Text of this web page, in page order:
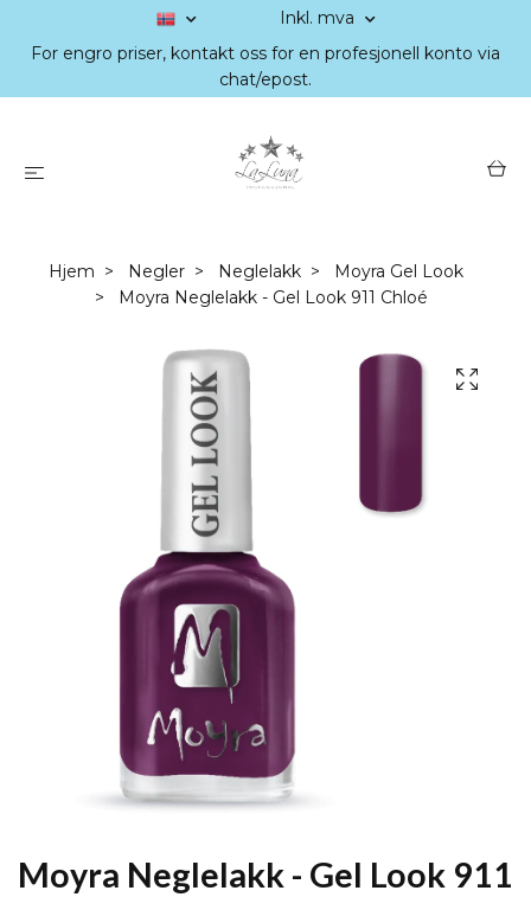
Inkl. mva
For engro priser, kontakt oss for en profesjonell konto via
chat/epost.
Hjem Negler Neglelakk
Moyra Gel Look
Moyra Neglelakk - Gel Look 911 Chloé
Moyra Neglelakk - Gel Look 911